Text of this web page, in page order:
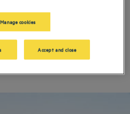
uma sereia entoando uma linda canção. Entre
acomodações de luxo. Conforto e serviços de
sua estada seja um sucesso.
Manage cookies
Accept and close